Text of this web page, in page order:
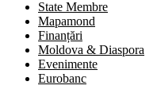
State Membre
Mapamond
Finanțări
Moldova & Diaspora
Evenimente
Eurobanc